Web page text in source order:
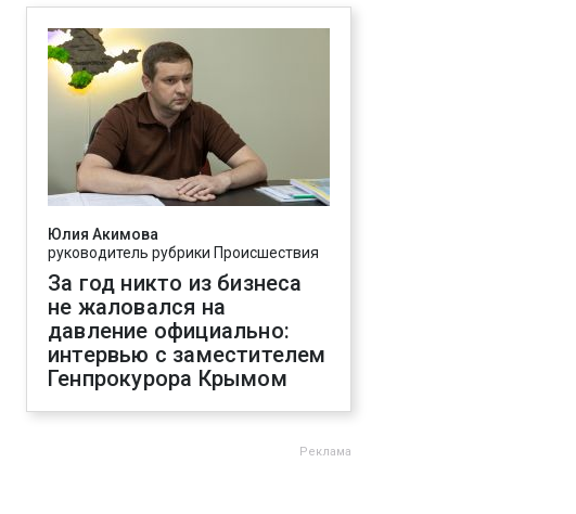
Юлия Акимова
руководитель рубрики Происшествия
За год никто из бизнеса
не жаловался на
давление официально:
интервью с заместителем
Генпрокурора Крымом